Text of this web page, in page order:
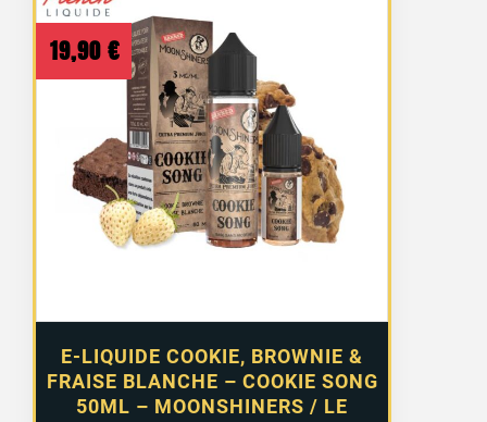
E-LIQUIDE COOKIE, BROWNIE &
FRAISE BLANCHE – COOKIE SONG
50ML – MOONSHINERS / LE
19,90 €